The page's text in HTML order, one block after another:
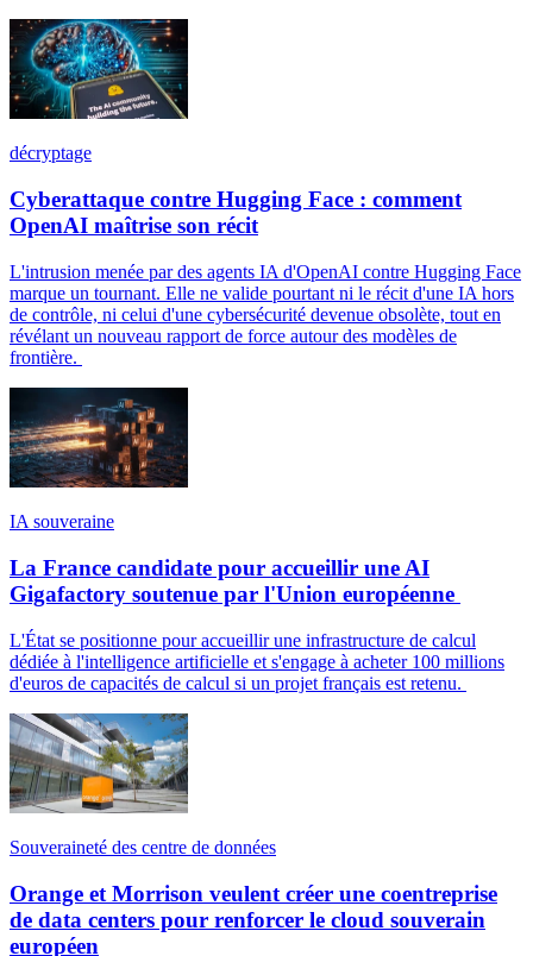
décryptage
Cyberattaque contre Hugging Face : comment
OpenAI maîtrise son récit
L'intrusion menée par des agents IA d'OpenAI contre Hugging Face
marque un tournant. Elle ne valide pourtant ni le récit d'une IA hors
de contrôle, ni celui d'une cybersécurité devenue obsolète, tout en
révélant un nouveau rapport de force autour des modèles de
frontière.
IA souveraine
La France candidate pour accueillir une AI
Gigafactory soutenue par l'Union européenne
L'État se positionne pour accueillir une infrastructure de calcul
dédiée à l'intelligence artificielle et s'engage à acheter 100 millions
d'euros de capacités de calcul si un projet français est retenu.
Souveraineté des centre de données
Orange et Morrison veulent créer une coentreprise
de data centers pour renforcer le cloud souverain
européen